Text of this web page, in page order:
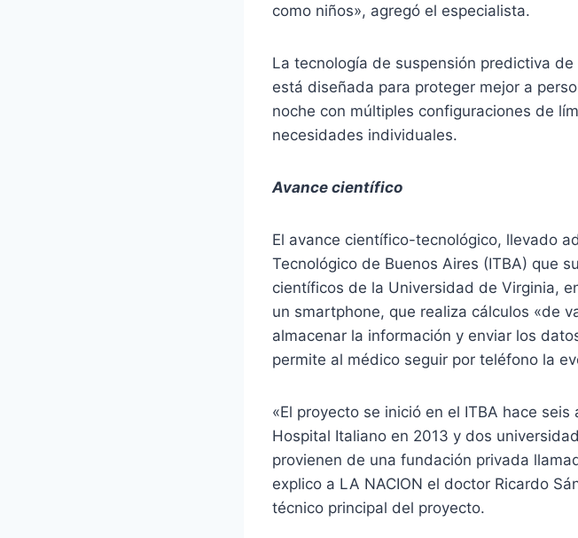
como niños», agregó el especialista.
La tecnología de suspensión predictiva
está diseñada para proteger mejor a
noche con múltiples configuraciones de
necesidades individuales.
Avance científico
El avance científico-tecnológico, llevado
Tecnológico de Buenos Aires (ITBA) que
científicos de la Universidad de Virginia,
un smartphone, que realiza cálculos «de
almacenar la información y enviar los
permite al médico seguir por teléfono la
«El proyecto se inició en el ITBA hace
Hospital Italiano en 2013 y dos
provienen de una fundación privada
explico a LA NACION el doctor Ricardo
técnico principal del proyecto.